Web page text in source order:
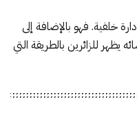
خلفية. فهو بالإضافة إلى
للزائرين بالطريقة التي